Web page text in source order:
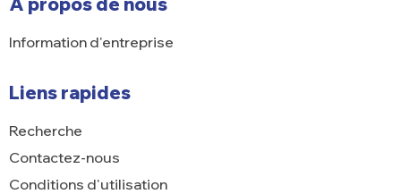
Information d'entreprise
Liens rapides
Recherche
Contactez-nous
Conditions d'utilisation